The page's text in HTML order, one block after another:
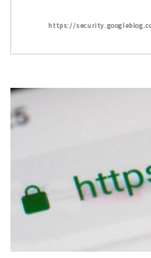
https://